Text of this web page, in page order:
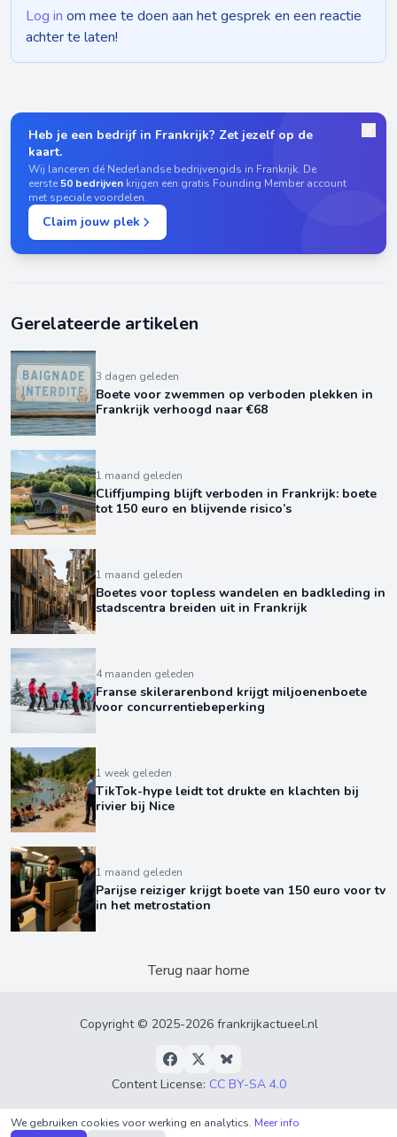
Log in om mee te doen aan het gesprek en een reactie
achter te laten!
Heb je een bedrijf in Frankrijk? Zet jezelf op de
kaart.
Wij lanceren dé Nederlandse bedrijvengids in Frankrijk. De
eerste50 bedrijven krijgen een gratis Founding Member account
met speciale voordelen.
Claim jouw plek
Gerelateerde artikelen
3 dagen geleden
Boete voor zwemmen op verboden plekken in
Frankrijk verhoogd naar €68
1 maand geleden
Cliffjumping blijft verboden in Frankrijk: boete
tot 150 euro en blijvende risico’s
1 maand geleden
Boetes voor topless wandelen en badkleding in
stadscentra breiden uit in Frankrijk
4 maanden geleden
Franse skilerarenbond krijgt miljoenenboete
voor concurrentiebeperking
1 week geleden
TikTok-hype leidt tot drukte en klachten bij
rivier bij Nice
1 maand geleden
Parijse reiziger krijgt boete van 150 euro voor tv
in het metrostation
Terug naar home
Copyright © 2025-2026 frankrijkactueel.nl
Content License: CC BY-SA 4.0
Privacyverklaring
• Algemene Voorwaarden •
Over
We gebruiken cookies voor werking en analytics. Meer info